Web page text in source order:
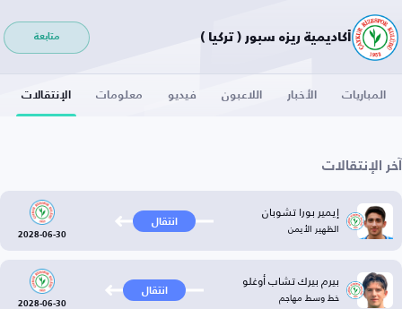
أكاديمية ريزه سبور ( تركيا ) متابعة
المباريات الأخبار اللاعبون فيديو معلومات الإنتقالات
آخر الإنتقالات
إيمير بورا تشوبان
الظهير الأيمن انتقال
2028-06-30
بيرم بيرك تشاب أوغلو
خط وسط مهاجم انتقال
2028-06-30